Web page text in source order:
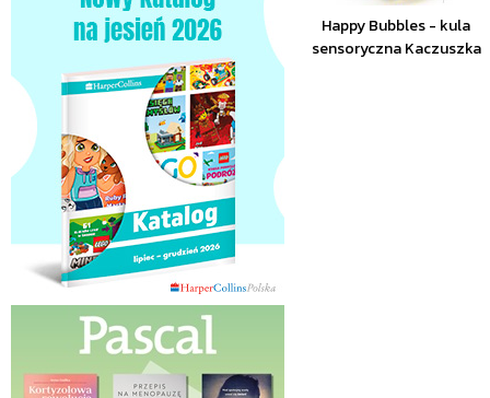
Happy Bubbles - kula
sensoryczna Kaczuszka